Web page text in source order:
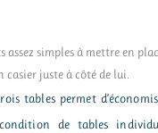
assez simples à mettre en
casier juste à côté de lui.
tables permet
condition de tables